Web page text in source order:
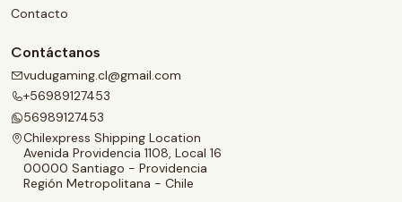
Contacto
Contáctanos
vudugaming.cl@gmail.com
+56989127453
56989127453
Chilexpress Shipping Location
Avenida Providencia 1108, Local 16
00000 Santiago - Providencia
Región Metropolitana - Chile